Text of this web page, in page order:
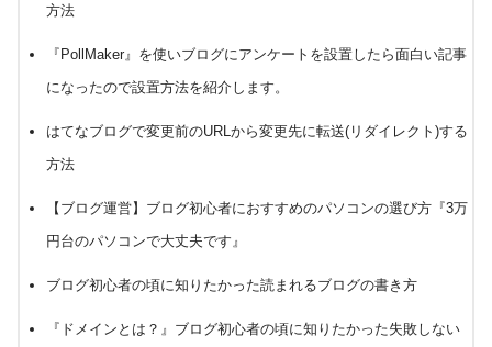
方法
『PollMaker』を使いブログにアンケートを設置したら面白い記事
になったので設置方法を紹介します。
はてなブログで変更前のURLから変更先に転送(リダイレクト)する
方法
【ブログ運営】ブログ初心者におすすめのパソコンの選び方『3万
円台のパソコンで大丈夫です』
ブログ初心者の頃に知りたかった読まれるブログの書き方
『ドメインとは？』ブログ初心者の頃に知りたかった失敗しない